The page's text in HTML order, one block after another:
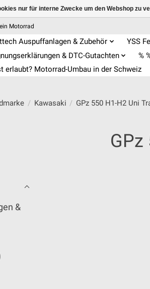
Motorrad
Auspuffanlagen & Zubehör YSS
& DTC-Gutachten
%
erlaubt? Motorrad-Umbau in der Schweiz
/ Kawasaki / GPz 550 H1-H2 Uni
GPz
&
nur für interne Zwecke um den Webshop zu